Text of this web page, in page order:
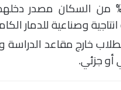
وصناعية للدمار
خارج مقاعد
أو جزئي.